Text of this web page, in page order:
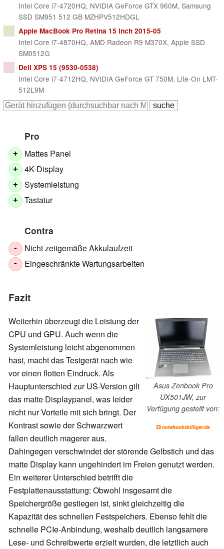
Intel Core i7-4720HQ, NVIDIA GeForce GTX 960M, Samsung
SSD SM951 512 GB MZHPV512HDGL
Apple MacBook Pro Retina 15 inch 2015-05
Intel Core i7-4870HQ, AMD Radeon R9 M370X, Apple SSD
SM0512G
Dell XPS 15 (9530-0538)
Intel Core i7-4712HQ, NVIDIA GeForce GT 750M, Lite-On LMT-
512L9M
Pro
+ Mattes Panel
+ 4K-Display
+ Systemleistung
+ Tastatur
Contra
- Nicht zeitgemäße Akkulaufzeit
- Eingeschränkte Wartungsarbeiten
Fazit
Asus Zenbook Pro
UX501JW, zur
Verfügung gestellt von:
Weiterhin überzeugt die Leistung der
CPU und GPU. Auch wenn die
Systemleistung leicht abgenommen
hast, macht das Testgerät nach wie
vor einen flotten Eindruck. Als
Hauptunterschied zur US-Version gilt
das matte Displaypanel, was leider
nicht nur Vorteile mit sich bringt. Der
Kontrast sowie der Schwarzwert
fallen deutlich magerer aus.
Dahingegen verschwindet der störende Gelbstich und das
matte Display kann ungehindert im Freien genutzt werden.
Ein weiterer Unterschied betrifft die
Festplattenausstattung: Obwohl insgesamt die
Speichergröße gestiegen ist, sinkt gleichzeitig die
Kapazität des schnellen Festspeichers. Ebenso fehlt die
schnelle PCIe-Anbindung, weshalb deutlich langsamere
Lese- und Schreibwerte erzielt wurden, die letztlich auch